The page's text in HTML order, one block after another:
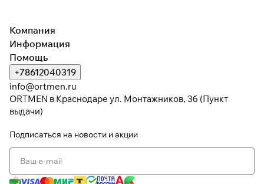
Компания
Информация
Помощь
+78612040319
info@ortmen.ru
ORTMEN в Краснодаре ул. Монтажников, 3б (Пункт
выдачи)
Подписаться на новости и акции